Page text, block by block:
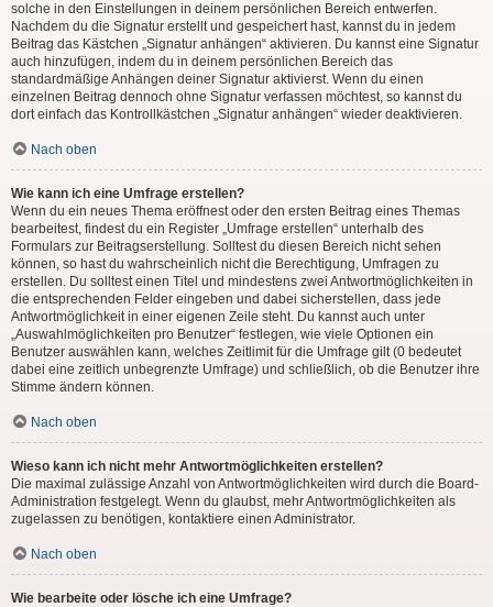
solche in den Einstellungen in deinem persönlichen Bereich entwerfen.
Nachdem du die Signatur erstellt und gespeichert hast, kannst du in jedem
Beitrag das Kästchen „Signatur anhängen“ aktivieren. Du kannst eine Signatur
auch hinzufügen, indem du in deinem persönlichen Bereich das
standardmäßige Anhängen deiner Signatur aktivierst. Wenn du einen
einzelnen Beitrag dennoch ohne Signatur verfassen möchtest, so kannst du
dort einfach das Kontrollkästchen „Signatur anhängen“ wieder deaktivieren.
Nach oben
Wie kann ich eine Umfrage erstellen?
Wenn du ein neues Thema eröffnest oder den ersten Beitrag eines Themas
bearbeitest, findest du ein Register „Umfrage erstellen“ unterhalb des
Formulars zur Beitragserstellung. Solltest du diesen Bereich nicht sehen
können, so hast du wahrscheinlich nicht die Berechtigung, Umfragen zu
erstellen. Du solltest einen Titel und mindestens zwei Antwortmöglichkeiten in
die entsprechenden Felder eingeben und dabei sicherstellen, dass jede
Antwortmöglichkeit in einer eigenen Zeile steht. Du kannst auch unter
„Auswahlmöglichkeiten pro Benutzer“ festlegen, wie viele Optionen ein
Benutzer auswählen kann, welches Zeitlimit für die Umfrage gilt (0 bedeutet
dabei eine zeitlich unbegrenzte Umfrage) und schließlich, ob die Benutzer ihre
Stimme ändern können.
Nach oben
Wieso kann ich nicht mehr Antwortmöglichkeiten erstellen?
Die maximal zulässige Anzahl von Antwortmöglichkeiten wird durch die Board-
Administration festgelegt. Wenn du glaubst, mehr Antwortmöglichkeiten als
zugelassen zu benötigen, kontaktiere einen Administrator.
Nach oben
Wie bearbeite oder lösche ich eine Umfrage?